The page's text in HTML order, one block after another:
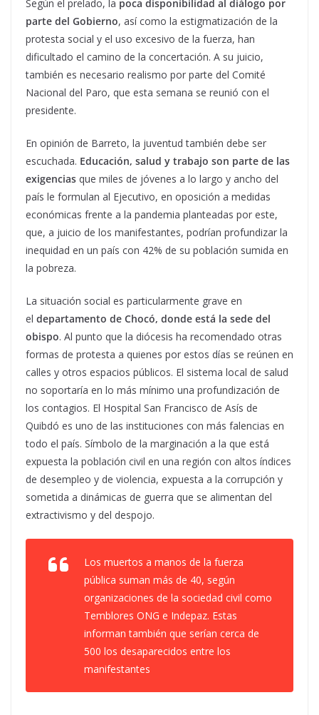
Según el prelado, la poca disponibilidad al diálogo por
parte del Gobierno, así como la estigmatización de la
protesta social y el uso excesivo de la fuerza, han
dificultado el camino de la concertación. A su juicio,
también es necesario realismo por parte del Comité
Nacional del Paro, que esta semana se reunió con el
presidente.
En opinión de Barreto, la juventud también debe ser
escuchada. Educación, salud y trabajo son parte de las
exigencias que miles de jóvenes a lo largo y ancho del
país le formulan al Ejecutivo, en oposición a medidas
económicas frente a la pandemia planteadas por este,
que, a juicio de los manifestantes, podrían profundizar la
inequidad en un país con 42% de su población sumida en
la pobreza.
La situación social es particularmente grave en
el departamento de Chocó, donde está la sede del
obispo. Al punto que la diócesis ha recomendado otras
formas de protesta a quienes por estos días se reúnen en
calles y otros espacios públicos. El sistema local de salud
no soportaría en lo más mínimo una profundización de
los contagios. El Hospital San Francisco de Asís de
Quibdó es uno de las instituciones con más falencias en
todo el país. Símbolo de la marginación a la que está
expuesta la población civil en una región con altos índices
de desempleo y de violencia, expuesta a la corrupción y
sometida a dinámicas de guerra que se alimentan del
extractivismo y del despojo.
Los muertos a manos de la fuerza
pública suman más de 40, según
organizaciones de la sociedad civil como
Temblores ONG e Indepaz. Estas
informan también que serían cerca de
500 los desaparecidos entre los
manifestantes